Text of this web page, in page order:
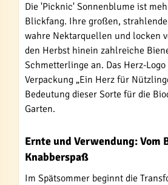
Die 'Picknic' Sonnenblume ist
Blickfang. Ihre großen,
wahre Nektarquellen und locken
den Herbst hinein zahlreiche
Schmetterlinge an. Das Herz-
Verpackung „Ein Herz für
Bedeutung dieser Sorte für die
Garten.
Ernte und Verwendung: Vom
Knabberspaß
Im Spätsommer beginnt die